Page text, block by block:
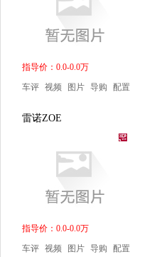
指导价：0.0-0.0万
车评 视频 图片 导购 配置
雷诺ZOE
指导价：0.0-0.0万
车评 视频 图片 导购 配置